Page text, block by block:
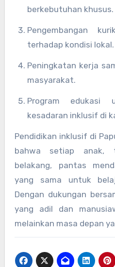
berkebutuhan khusus.
Pengembangan kurikulum yang adaptif
terhadap kondisi lokal.
Peningkatan kerja sama antara sekolah dan
masyarakat.
Program edukasi untuk menumbuhkan
kesadaran inklusif di
Pendidikan inklusif di
bahwa setiap anak,
belakang, pantas
yang sama untuk
Dengan dukungan
yang adil dan
melainkan masa depan